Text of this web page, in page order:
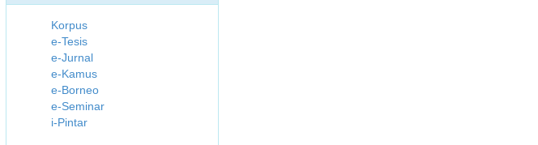
Korpus
e-Tesis
e-Jurnal
e-Kamus
e-Borneo
e-Seminar
i-Pintar